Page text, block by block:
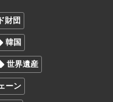
財団
韓国
世界遺産
ーン